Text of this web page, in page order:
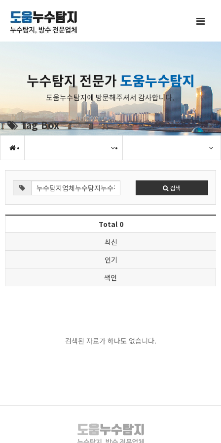
Tag Box
검색
Total 0
최신
인기
색인
검색된 자료가 하나도 없습니다.